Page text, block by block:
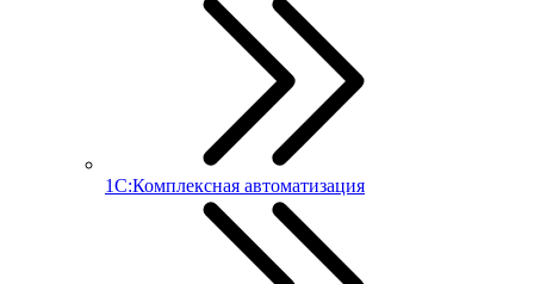
1С:Комплексная автоматизация